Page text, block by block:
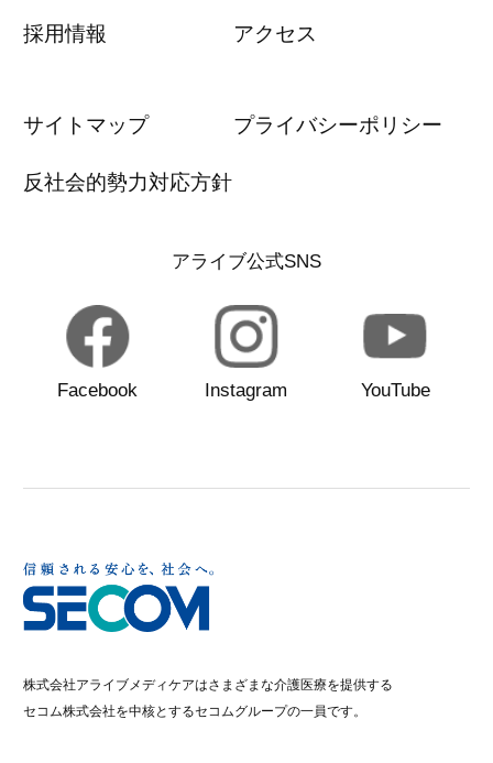
採用情報 アクセス
サイトマップ プライバシーポリシー
反社会的勢力対応方針
アライブ公式SNS
Facebook Instagram YouTube
株式会社アライブメディケアはさまざまな介護医療を提供する
セコム株式会社を中核とするセコムグループの一員です。